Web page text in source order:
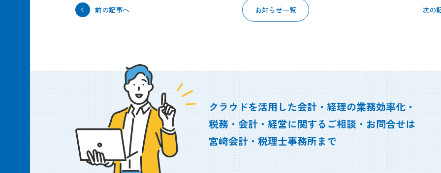
前の記事へ お知らせ一覧 次の
クラウドを活用した会計・経理の業務効率化・
税務・会計・経営に関するご相談・お問合せは
宮﨑会計・税理士事務所まで